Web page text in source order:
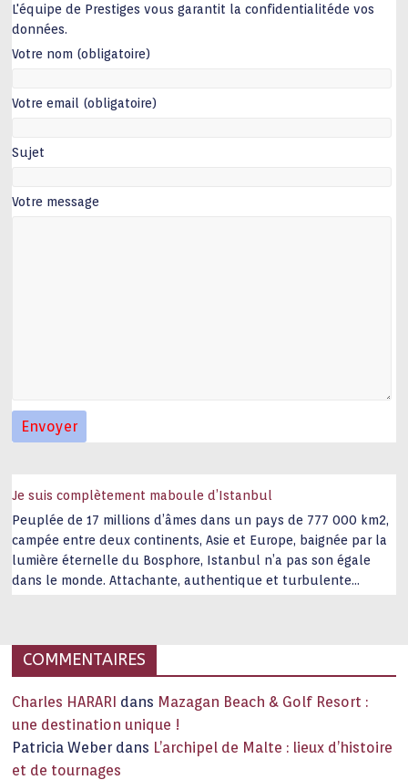
L'équipe de Prestiges vous garantit la confidentialitéde vos
données.
Votre nom (obligatoire)
Votre email (obligatoire)
Sujet
Votre message
Je suis complètement maboule d’Istanbul
Peuplée de 17 millions d’âmes dans un pays de 777 000 km2,
campée entre deux continents, Asie et Europe, baignée par la
lumière éternelle du Bosphore, Istanbul n’a pas son égale
dans le monde. Attachante, authentique et turbulente
COMMENTAIRES
Charles HARARI dans Mazagan Beach & Golf Resort :
une destination unique !
Patricia Weber dans L’archipel de Malte : lieux d’histoire
et de tournages